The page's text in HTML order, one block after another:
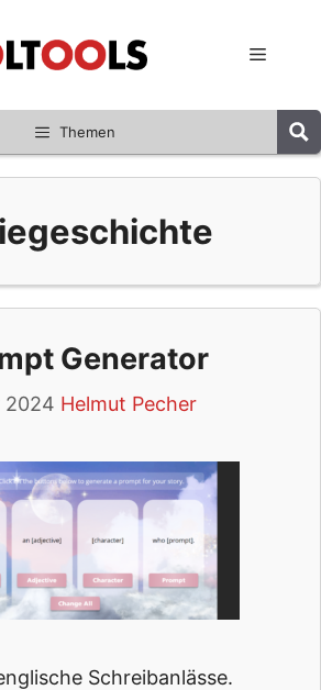
Menü
Themen
Generator
2024 Helmut Pecher
Schreibanlässe.